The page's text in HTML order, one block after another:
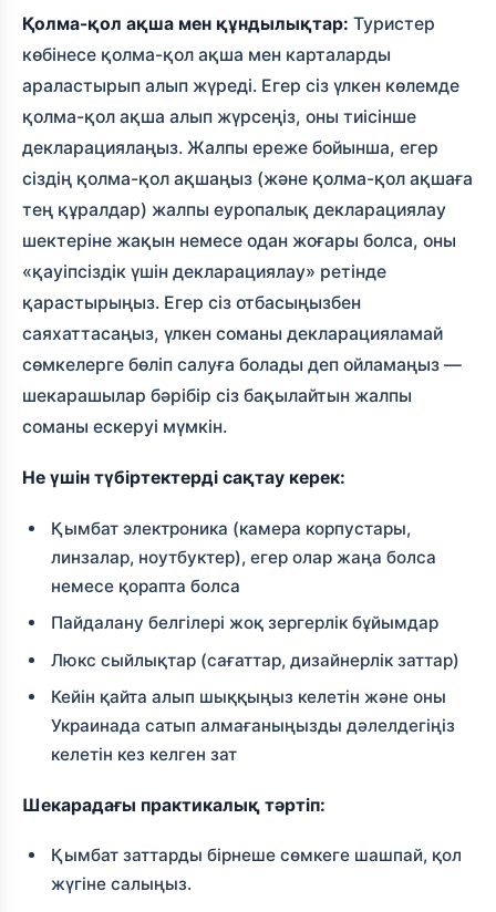
Қолма-қол ақша мен құндылықтар: Туристер
көбінесе қолма-қол ақша мен карталарды
араластырып алып жүреді. Егер сіз үлкен көлемде
қолма-қол ақша алып жүрсеңіз, оны тиісінше
декларациялаңыз. Жалпы ереже бойынша, егер
сіздің қолма-қол ақшаңыз (және қолма-қол ақшаға
тең құралдар) жалпы еуропалық декларациялау
шектеріне жақын немесе одан жоғары болса, оны
«қауіпсіздік үшін декларациялау» ретінде
қарастырыңыз. Егер сіз отбасыңызбен
саяхаттасаңыз, үлкен соманы декларацияламай
сөмкелерге бөліп салуға болады деп ойламаңыз —
шекарашылар бәрібір сіз бақылайтын жалпы
соманы ескеруі мүмкін.
Не үшін түбіртектерді сақтау керек:
Қымбат электроника (камера корпустары,
линзалар, ноутбуктер), егер олар жаңа болса
немесе қорапта болса
Пайдалану белгілері жоқ зергерлік бұйымдар
Люкс сыйлықтар (сағаттар, дизайнерлік заттар)
Кейін қайта алып шыққыңыз келетін және оны
Украинада сатып алмағаныңызды дәлелдегіңіз
келетін кез келген зат
Шекарадағы практикалық тәртіп:
Қымбат заттарды бірнеше сөмкеге шашпай, қол
жүгіне салыңыз.